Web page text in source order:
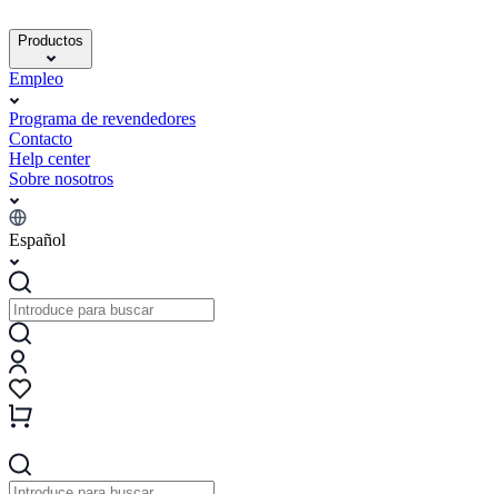
Productos
Empleo
Programa de revendedores
Contacto
Help center
Sobre nosotros
Español